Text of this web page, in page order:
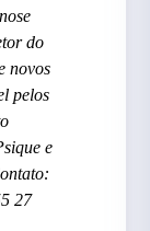
do
novos
pelos
e
27